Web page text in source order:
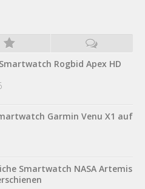
Rogbid Apex HD
Garmin Venu X1 auf
Smartwatch NASA Artemis